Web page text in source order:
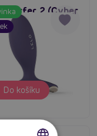
Surfer 2 (Cyber
vibrační
masážní
Kč
Do košíku